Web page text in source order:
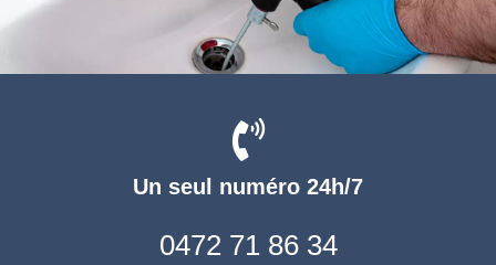
Un seul numéro 24h/7
0472 71 86 34